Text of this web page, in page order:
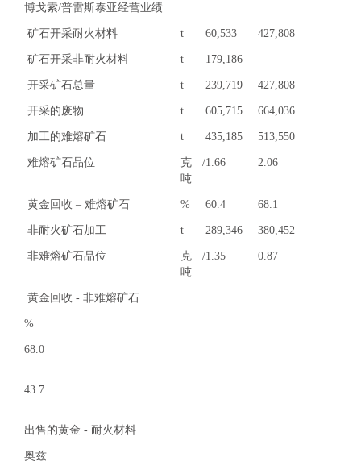
博戈索/普雷斯泰亚经营业绩
矿石开采耐火材料 t 60,533 427,808
矿石开采非耐火材料 t 179,186 —
开采矿石总量 t 239,719 427,808
开采的废物 t 605,715 664,036
加工的难熔矿石 t 435,185 513,550
难熔矿石品位
克/
吨
1.66 2.06
黄金回收 – 难熔矿石 % 60.4 68.1
非耐火矿石加工 t 289,346 380,452
非难熔矿石品位
克/
吨
1.35 0.87
黄金回收 - 非难熔矿石
%
68.0
43.7
出售的黄金 - 耐火材料
奥兹